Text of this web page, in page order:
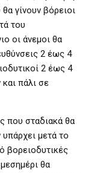
γίνουν βόρειοι
του
οι άνεμοι θα
2 έως 4
2 έως 4
πάλι σε
που σταδιακά θα
μετά το
βορειοδυτικές
θα